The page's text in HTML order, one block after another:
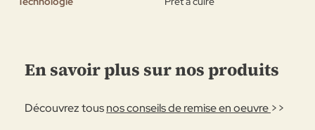
En savoir plus sur nos produits
Découvrez tousnos conseils de remise en oeuvre >>